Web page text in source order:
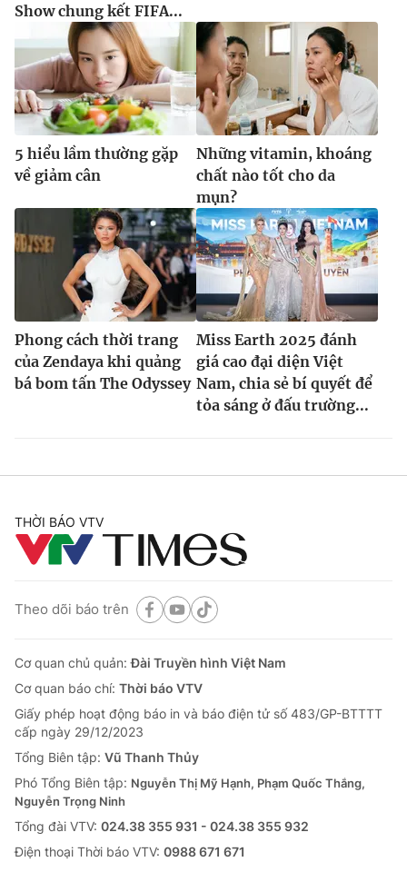
Show chung kết FIFA...
5 hiểu lầm thường gặp
về giảm cân
Những vitamin, khoáng
chất nào tốt cho da
mụn?
Phong cách thời trang
của Zendaya khi quảng
bá bom tấn The Odyssey
Miss Earth 2025 đánh
giá cao đại diện Việt
Nam, chia sẻ bí quyết để
tỏa sáng ở đấu trường...
THỜI BÁO VTV
Theo dõi báo trên
Cơ quan chủ quản:Đài Truyền hình Việt Nam
Cơ quan báo chí: Thời báo VTV
Giấy phép hoạt động báo in và báo điện tử số 483/GP-BTTTT
cấp ngày 29/12/2023
Tổng Biên tập: Vũ Thanh Thủy
Phó Tổng Biên tập: Nguyễn Thị Mỹ Hạnh, Phạm Quốc Thắng,
Nguyễn Trọng Ninh
Tổng đài VTV: 024.38 355 931 - 024.38 355 932
Ðiện thoại Thời báo VTV: 0988 671 671